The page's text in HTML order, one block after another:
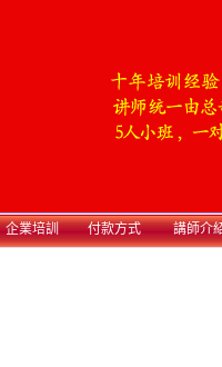
企業培訓 付款方式 講師介